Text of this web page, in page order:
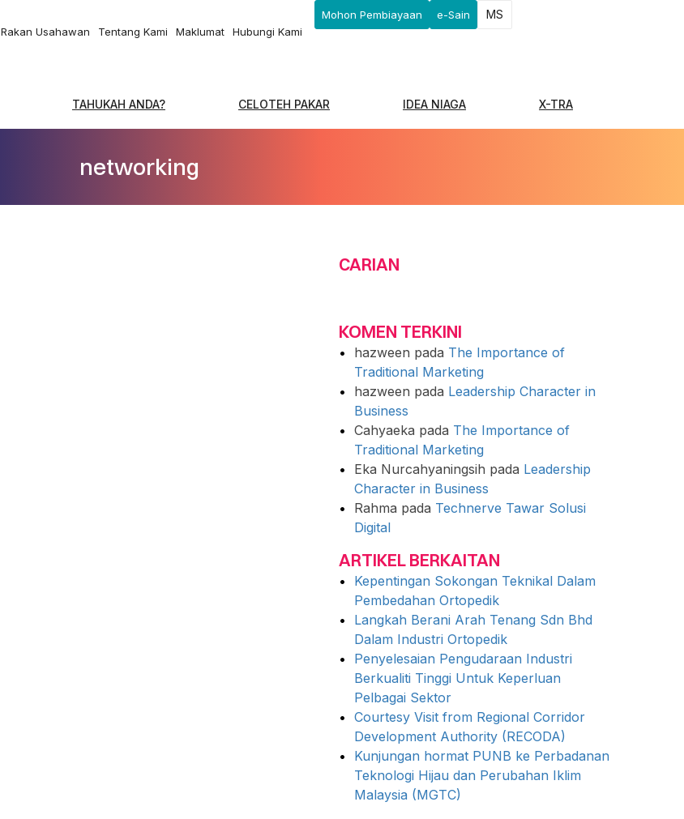
Rakan Usahawan Tentang Kami Maklumat Hubungi Kami
Mohon Pembiayaan e-Sain MS
TAHUKAH ANDA? CELOTEH PAKAR IDEA NIAGA X-TRA
networking
CARIAN
KOMEN TERKINI
hazween pada The Importance of
Traditional Marketing
hazween pada Leadership Character in
Business
Cahyaeka pada The Importance of
Traditional Marketing
Eka Nurcahyaningsih pada Leadership
Character in Business
Rahma pada Technerve Tawar Solusi
Digital
ARTIKEL BERKAITAN
Kepentingan Sokongan Teknikal Dalam
Pembedahan Ortopedik
Langkah Berani Arah Tenang Sdn Bhd
Dalam Industri Ortopedik
Penyelesaian Pengudaraan Industri
Berkualiti Tinggi Untuk Keperluan
Pelbagai Sektor
Courtesy Visit from Regional Corridor
Development Authority (RECODA)
Kunjungan hormat PUNB ke Perbadanan
Teknologi Hijau dan Perubahan Iklim
Malaysia (MGTC)